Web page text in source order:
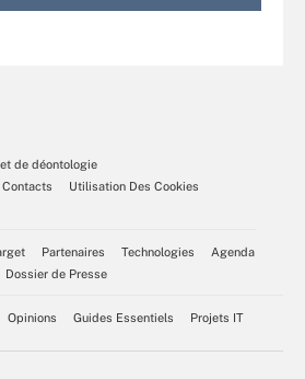
de déontologie
Contacts
Utilisation Des Cookies
Partenaires Technologies
Agenda
Dossier de Presse
Opinions Guides Essentiels Projets IT